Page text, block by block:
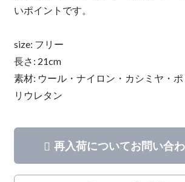
いポイントです。
size: フリー
長さ: 21cm
素材: ウール・ナイロン・カシミヤ・
リウレタン
再入荷についてお問い合